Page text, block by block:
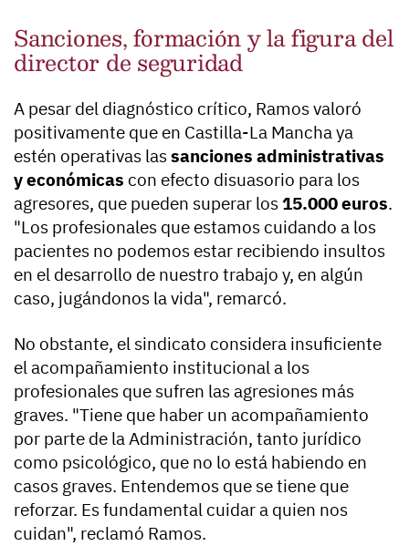
Sanciones, formación y la figura del
director de seguridad
A pesar del diagnóstico crítico, Ramos valoró
positivamente que en Castilla-La Mancha ya
estén operativas lassanciones administrativas
y económicas con efecto disuasorio para los
agresores, que pueden superar los 15.000 euros.
"Los profesionales que estamos cuidando a los
pacientes no podemos estar recibiendo insultos
en el desarrollo de nuestro trabajo y, en algún
caso, jugándonos la vida", remarcó.
No obstante, el sindicato considera insuficiente
el acompañamiento institucional a los
profesionales que sufren las agresiones más
graves. "Tiene que haber un acompañamiento
por parte de la Administración, tanto jurídico
como psicológico, que no lo está habiendo en
casos graves. Entendemos que se tiene que
reforzar. Es fundamental cuidar a quien nos
cuidan", reclamó Ramos.